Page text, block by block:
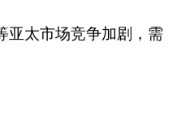
亚太市场竞争加剧，需